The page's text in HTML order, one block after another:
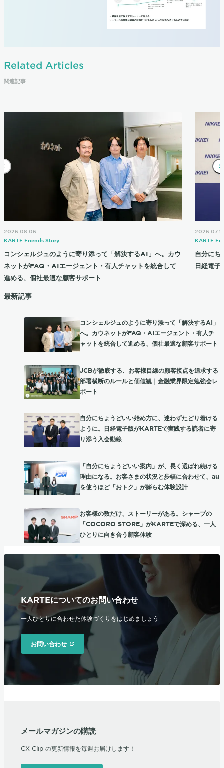
Related Articles
関連記事
2026.08.06
KARTE Friends Story
コンシェルジュのように寄り添って「解決するAI」へ。カウ
ネットがFAQ・AIエージェント・有人チャットを統合して
進める、個社最適な顧客サポート
2026.07.17
KARTE
自分にち
日経電
最新記事
コンシェルジュのように寄り添って「解決するAI」
へ。カウネットがFAQ・AIエージェント・有人チ
ャットを統合して進める、個社最適な顧客サポート
JCBが徹底する、お客様目線の顧客接点を追求する
部署横断のルールと価値観｜金融業界限定勉強会レ
ポート
自分にちょうどいい始め方に、迷わずたどり着ける
ように。日経電子版がKARTEで実践する読者に寄
り添う入会動線
「自分にちょうどいい案内」が、長く選ばれ続ける
理由になる。お客さまの状況と歩幅に合わせて、au
を使うほど「おトク」が膨らむ体験設計
お客様の数だけ、ストーリーがある。シャープの
「COCORO STORE」がKARTEで深める、一人
ひとりに向き合う顧客体験
KARTEについてのお問い合わせ
一人ひとりに合わせた体験づくりをはじめましょう
お問い合わせ
メールマガジンの購読
CX Clip の更新情報を毎週お届けします！